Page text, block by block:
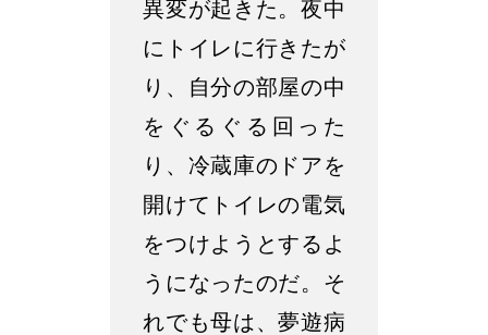
異変が起きた。夜中
にトイレに行きたが
り、自分の部屋の中
をぐるぐる回った
り、冷蔵庫のドアを
開けてトイレの電気
をつけようとするよ
うになったのだ。そ
れでも母は、夢遊病